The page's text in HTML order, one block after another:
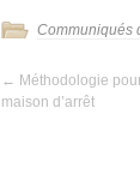
Communiqués
← Méthodologie
maison d’arrêt